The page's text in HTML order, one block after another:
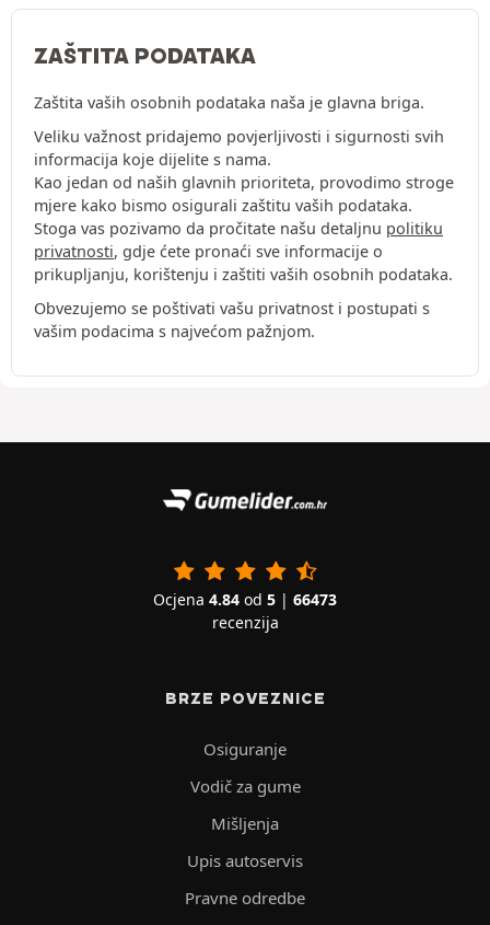
ZAŠTITA PODATAKA
Zaštita vaših osobnih podataka naša je glavna briga.
Veliku važnost pridajemo povjerljivosti i sigurnosti svih
informacija koje dijelite s nama.
Kao jedan od naših glavnih prioriteta, provodimo stroge
mjere kako bismo osigurali zaštitu vaših podataka.
Stoga vas pozivamo da pročitate našu detaljnu politiku
privatnosti, gdje ćete pronaći sve informacije o
prikupljanju, korištenju i zaštiti vaših osobnih podataka.
Obvezujemo se poštivati vašu privatnost i postupati s
vašim podacima s najvećom pažnjom.
Ocjena 4.84 od 5 | 66473
recenzija
BRZE POVEZNICE
Osiguranje
Vodič za gume
Mišljenja
Upis autoservis
Pravne odredbe